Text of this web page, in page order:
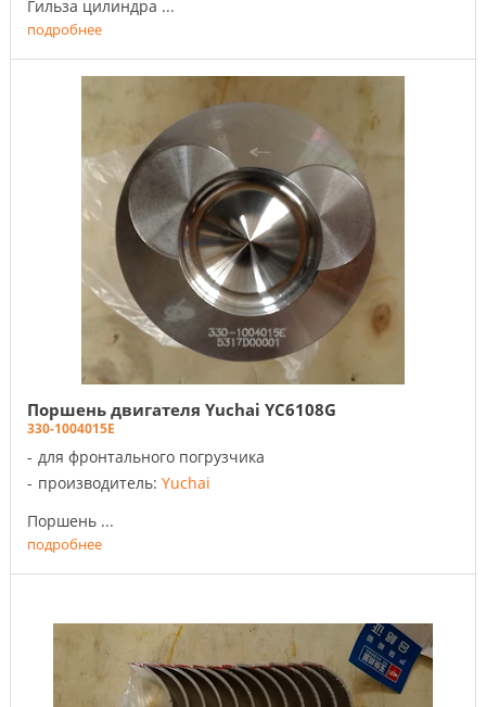
Гильза цилиндра ...
подробнее
Поршень двигателя Yuchai YC6108G
330-1004015E
для фронтального погрузчика
производитель: Yuchai
Поршень ...
подробнее